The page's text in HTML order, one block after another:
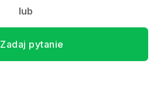
lub
Zadaj pytanie